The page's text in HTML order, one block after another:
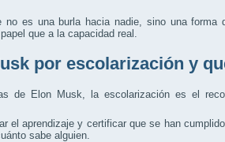
no es una burla hacia nadie, sino una
que a la capacidad real.
por escolarización y
de Elon Musk, la escolarización es el
el aprendizaje y certificar que se han
sabe alguien.